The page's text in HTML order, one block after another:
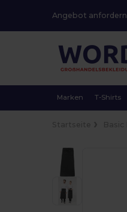
Angebot anfordern
Marken T-Shirts